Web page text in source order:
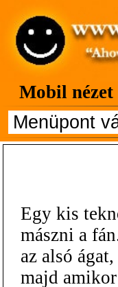
Mobil nézet
Egy kis
mászni a
az alsó
majd